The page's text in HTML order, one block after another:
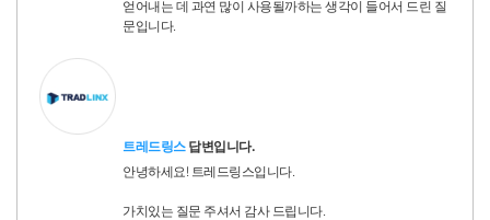
얻어내는 데 과연 많이 사용될까하는 생각이 들어서 드린 질
문입니다.
트레드링스답변입니다.
안녕하세요! 트레드링스입니다.
가치있는 질문 주셔서 감사 드립니다.